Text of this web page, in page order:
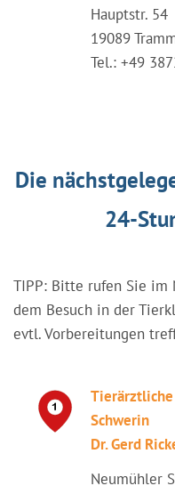
Hauptstr. 54
19089
Tel.: +49
Die
24-
TIPP: Bitte rufen Sie
dem Besuch in der
evtl. Vorbereitungen
Schwerin
Dr. Gerd
Neumühler